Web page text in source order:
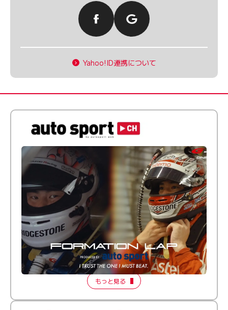
Yahoo!ID連携について
倒す相手を、信じてる。小林利徠斗 × 野村勇斗
【FORMATION LAP Produced by auto sport】
2026 Episode 2
もっと見る